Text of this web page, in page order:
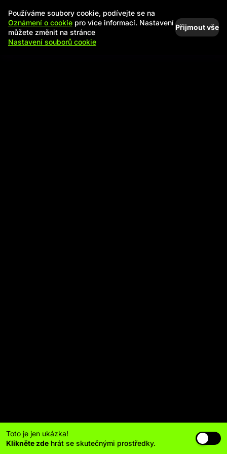
Toto je jen ukázka!
Klikněte zde hrát se skutečnými prostředky.
Používáme soubory cookie, podívejte se na
Oznámení o cookie pro více informací. Nastavení
můžete změnit na stránce
Nastavení souborů cookie
Přijmout vše